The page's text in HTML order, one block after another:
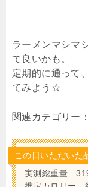
ラーメンマシマ
て良いかも。
定期的に通って
てみよう☆
関連カテゴリー：
この日いただいた
実測総重量